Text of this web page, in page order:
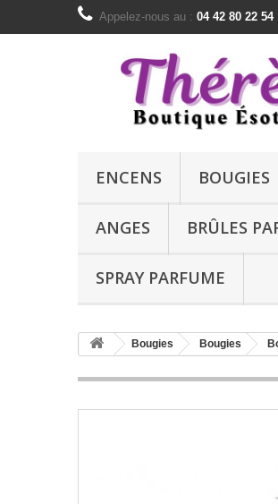
Appelez-nous au : 04 42 80 22 54
ENCENS BOUGIES
ANGES BRÛLES
SPRAY PARFUME
Bougies Bougies